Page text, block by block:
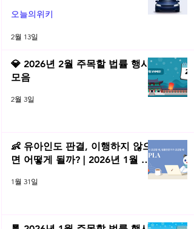
오늘의위키
2월 13일
💎 2026년 2월 주목할 법률 행사
모음
2월 3일
👶 유아인도 판결, 이행하지 않으
면 어떻게 될까? | 2026년 1월 네
1월 31일